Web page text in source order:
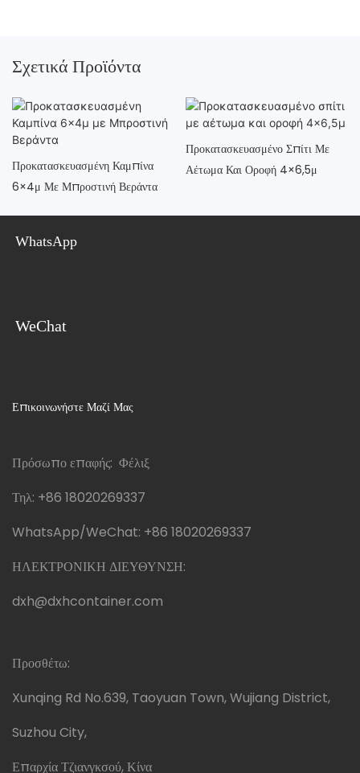
Σχετικά Προϊόντα
Προκατασκευασμένη Καμπίνα
6×4μ Με Μπροστινή Βεράντα
Προκατασκευασμένο Σπίτι Με
Αέτωμα Και Οροφή 4×6,5μ
WhatsApp
WeChat
Επικοινωνήστε Μαζί Μας
Πρόσωπο επαφής: Φέλιξ
Τηλ: +86 18020269337
WhatsApp/WeChat: +86 18020269337
ΗΛΕΚΤΡΟΝΙΚΗ ΔΙΕΥΘΥΝΣΗ:
dxh@dxhcontainer.com
Προσθέτω:
Xunqing Rd No.639, Taoyuan Town, Wujiang District,
Suzhou City,
Επαρχία Τζιανγκσού, Κίνα